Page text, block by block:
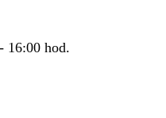
16:00 hod.